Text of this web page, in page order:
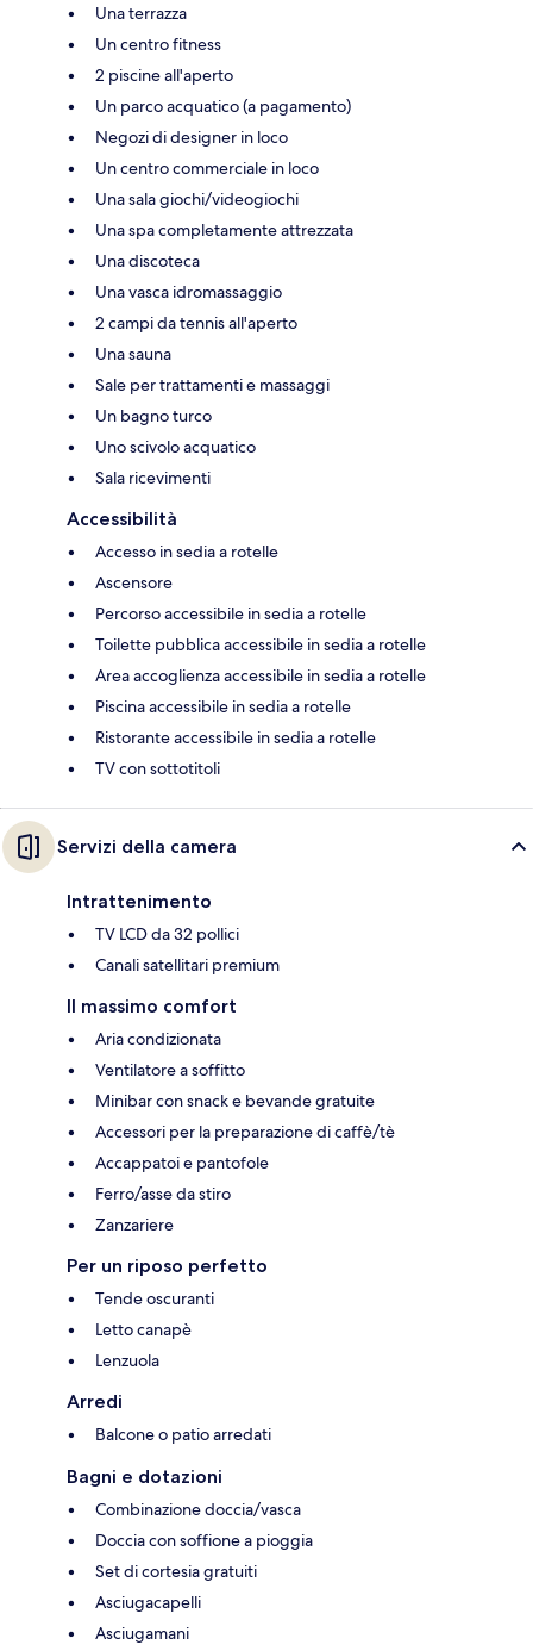
Una terrazza
Un centro fitness
2 piscine all'aperto
Un parco acquatico (a pagamento)
Negozi di designer in loco
Un centro commerciale in loco
Una sala giochi/videogiochi
Una spa completamente attrezzata
Una discoteca
Una vasca idromassaggio
2 campi da tennis all'aperto
Una sauna
Sale per trattamenti e massaggi
Un bagno turco
Uno scivolo acquatico
Sala ricevimenti
Accessibilità
Accesso in sedia a rotelle
Ascensore
Percorso accessibile in sedia a rotelle
Toilette pubblica accessibile in sedia a rotelle
Area accoglienza accessibile in sedia a rotelle
Piscina accessibile in sedia a rotelle
Ristorante accessibile in sedia a rotelle
TV con sottotitoli
Servizi della camera
Intrattenimento
TV LCD da 32 pollici
Canali satellitari premium
Il massimo comfort
Aria condizionata
Ventilatore a soffitto
Minibar con snack e bevande gratuite
Accessori per la preparazione di caffè/tè
Accappatoi e pantofole
Ferro/asse da stiro
Zanzariere
Per un riposo perfetto
Tende oscuranti
Letto canapè
Lenzuola
Arredi
Balcone o patio arredati
Bagni e dotazioni
Combinazione doccia/vasca
Doccia con soffione a pioggia
Set di cortesia gratuiti
Asciugacapelli
Asciugamani